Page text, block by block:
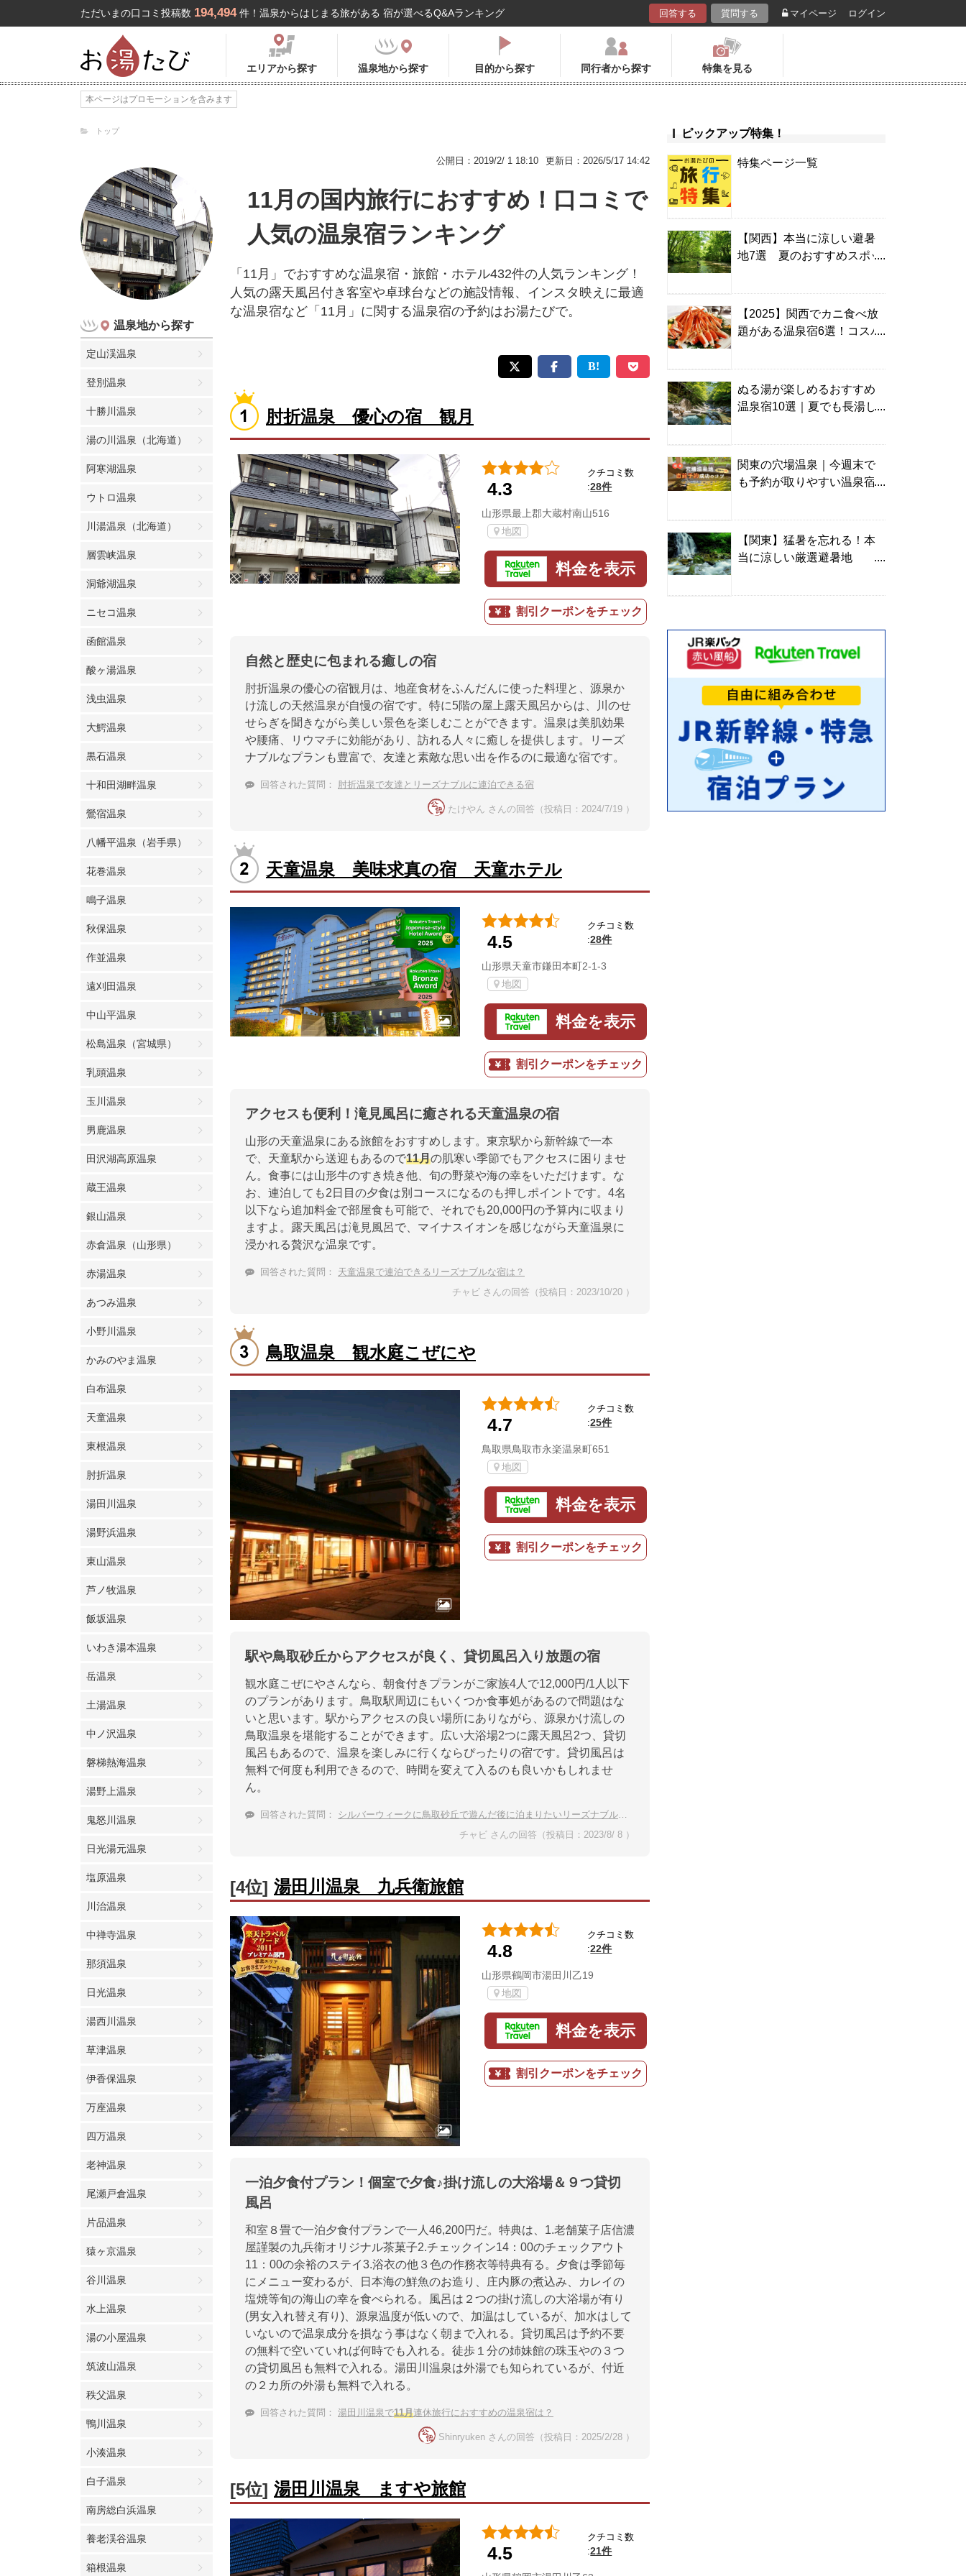
ただいまの口コミ投稿数 194,494 件！温泉からはじまる旅がある 宿が選べるQ&Aランキング 回答する 質問する マイページ ログイン
エリアから探す 温泉地から探す 目的から探す 同行者から探す 特集を見る
本ページはプロモーションを含みます
トップ
公開日：2019/2/ 1 18:10 更新日：2026/5/17 14:42
温泉地から探す
定山渓温泉
登別温泉
十勝川温泉
湯の川温泉（北海道）
阿寒湖温泉
ウトロ温泉
川湯温泉（北海道）
層雲峡温泉
洞爺湖温泉
ニセコ温泉
函館温泉
酸ヶ湯温泉
浅虫温泉
大鰐温泉
黒石温泉
十和田湖畔温泉
鶯宿温泉
八幡平温泉（岩手県）
花巻温泉
鳴子温泉
秋保温泉
作並温泉
遠刈田温泉
中山平温泉
松島温泉（宮城県）
乳頭温泉
玉川温泉
男鹿温泉
田沢湖高原温泉
蔵王温泉
銀山温泉
赤倉温泉（山形県）
赤湯温泉
あつみ温泉
小野川温泉
かみのやま温泉
白布温泉
天童温泉
東根温泉
肘折温泉
湯田川温泉
湯野浜温泉
東山温泉
芦ノ牧温泉
飯坂温泉
いわき湯本温泉
岳温泉
土湯温泉
中ノ沢温泉
磐梯熱海温泉
湯野上温泉
鬼怒川温泉
日光湯元温泉
塩原温泉
川治温泉
中禅寺温泉
那須温泉
日光温泉
湯西川温泉
草津温泉
伊香保温泉
万座温泉
四万温泉
老神温泉
尾瀬戸倉温泉
片品温泉
猿ヶ京温泉
谷川温泉
水上温泉
湯の小屋温泉
筑波山温泉
秩父温泉
鴨川温泉
小湊温泉
白子温泉
南房総白浜温泉
養老渓谷温泉
箱根温泉
11月の国内旅行におすすめ！口コミで
人気の温泉宿ランキング
「11月」でおすすめな温泉宿・旅館・ホテル432件の人気ランキング！
人気の露天風呂付き客室や卓球台などの施設情報、インスタ映えに最適
な温泉宿など「11月」に関する温泉宿の予約はお湯たびで。
肘折温泉 優心の宿 観月
4.3
クチコミ数
:28件
山形県最上郡大蔵村南山516
地図
料金を表示
割引クーポンをチェック
自然と歴史に包まれる癒しの宿
肘折温泉の優心の宿観月は、地産食材をふんだんに使った料理と、源泉か
け流しの天然温泉が自慢の宿です。特に5階の屋上露天風呂からは、川のせ
せらぎを聞きながら美しい景色を楽しむことができます。温泉は美肌効果
や腰痛、リウマチに効能があり、訪れる人々に癒しを提供します。リーズ
ナブルなプランも豊富で、友達と素敵な思い出を作るのに最適な宿です。
回答された質問： 肘折温泉で友達とリーズナブルに連泊できる宿
たけやん さんの回答（投稿日：2024/7/19 ）
天童温泉 美味求真の宿 天童ホテル
4.5
クチコミ数
:28件
山形県天童市鎌田本町2-1-3
地図
料金を表示
割引クーポンをチェック
アクセスも便利！滝見風呂に癒される天童温泉の宿
山形の天童温泉にある旅館をおすすめします。東京駅から新幹線で一本
で、天童駅から送迎もあるので11月の肌寒い季節でもアクセスに困りませ
ん。食事には山形牛のすき焼き他、旬の野菜や海の幸をいただけます。な
お、連泊しても2日目の夕食は別コースになるのも押しポイントです。4名
以下なら追加料金で部屋食も可能で、それでも20,000円の予算内に収まり
ますよ。露天風呂は滝見風呂で、マイナスイオンを感じながら天童温泉に
浸かれる贅沢な温泉です。
回答された質問： 天童温泉で連泊できるリーズナブルな宿は？
チャビ さんの回答（投稿日：2023/10/20 ）
鳥取温泉 観水庭こぜにや
4.7
クチコミ数
:25件
鳥取県鳥取市永楽温泉町651
地図
料金を表示
割引クーポンをチェック
駅や鳥取砂丘からアクセスが良く、貸切風呂入り放題の宿
観水庭こぜにやさんなら、朝食付きプランがご家族4人で12,000円/1人以下
のプランがあります。鳥取駅周辺にもいくつか食事処があるので問題はな
いと思います。駅からアクセスの良い場所にありながら、源泉かけ流しの
鳥取温泉を堪能することができます。広い大浴場2つに露天風呂2つ、貸切
風呂もあるので、温泉を楽しみに行くならぴったりの宿です。貸切風呂は
無料で何度も利用できるので、時間を変えて入るのも良いかもしれませ
ん。
回答された質問： シルバーウィークに鳥取砂丘で遊んだ後に泊まりたいリーズナブルで便利なお宿
チャビ さんの回答（投稿日：2023/8/ 8 ）
[4位] 湯田川温泉 九兵衛旅館
4.8
クチコミ数
:22件
山形県鶴岡市湯田川乙19
地図
料金を表示
割引クーポンをチェック
一泊夕食付プラン！個室で夕食♪掛け流しの大浴場＆９つ貸切
風呂
和室８畳で一泊夕食付プランで一人46,200円だ。特典は、1.老舗菓子店信濃
屋謹製の九兵衛オリジナル茶菓子2.チェックイン14：00のチェックアウト
11：00の余裕のステイ3.浴衣の他３色の作務衣等特典有る。夕食は季節毎
にメニュー変わるが、日本海の鮮魚のお造り、庄内豚の煮込み、カレイの
塩焼等旬の海山の幸を食べられる。風呂は２つの掛け流しの大浴場が有り
(男女入れ替え有り)、源泉温度が低いので、加温はしているが、加水はして
いないので温泉成分を損なう事はなく朝まで入れる。貸切風呂は予約不要
の無料で空いていれば何時でも入れる。徒歩１分の姉妹館の珠玉やの３つ
の貸切風呂も無料で入れる。湯田川温泉は外湯でも知られているが、付近
の２カ所の外湯も無料で入れる。
回答された質問： 湯田川温泉で11月連休旅行におすすめの温泉宿は？
Shinryuken さんの回答（投稿日：2025/2/28 ）
[5位] 湯田川温泉 ますや旅館
4.5
クチコミ数
:21件
ピックアップ特集！
特集ページ一覧
【関西】本当に涼しい避暑
地7選 夏のおすすめスポッ
【2025】関西でカニ食べ放
題がある温泉宿6選！コスパ
ぬる湯が楽しめるおすすめ
温泉宿10選｜夏でも長湯し
関東の穴場温泉｜今週末で
も予約が取りやすい温泉宿
【関東】猛暑を忘れる！本
当に涼しい厳選避暑地